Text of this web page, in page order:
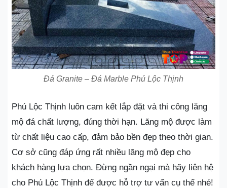
Đá Granite – Đá Marble Phú Lộc Thịnh
Phú Lộc Thịnh luôn cam kết lắp đặt và thi công lăng
mộ đá chất lượng, đúng thời hạn. Lăng mộ được làm
từ chất liệu cao cấp, đảm bảo bền đẹp theo thời gian.
Cơ sở cũng đáp ứng rất nhiều lăng mộ đẹp cho
khách hàng lựa chọn. Đừng ngần ngại mà hãy liên hệ
cho Phú Lộc Thịnh để được hỗ trợ tư vấn cụ thể nhé!